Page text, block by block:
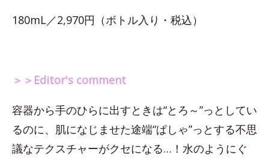
180mL／2,970円（ボトル入り・税込）
＞＞Editor's comment
容器から手のひらに出すときは“とろ～”っとしてい
るのに、肌になじませた途端“ぱしゃ”っとする不思
議なテクスチャーがクセになる…！水のようにぐ